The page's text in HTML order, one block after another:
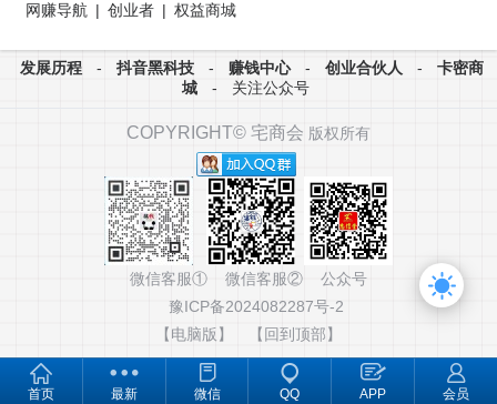
网赚导航 | 创业者 | 权益商城
发展历程 - 抖音黑科技 - 赚钱中心 - 创业合伙人 -
卡密商
城
- 关注公众号
COPYRIGHT© 宅商会 版权所有
微信客服① 微信客服② 公众号
豫ICP备2024082287号-2
【电脑版】
【回到顶部】
首页 最新 微信 QQ APP 会员